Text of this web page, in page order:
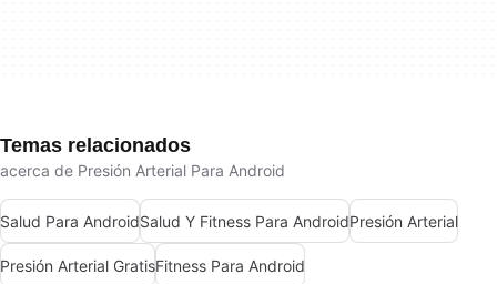
Temas relacionados
acerca de Presión Arterial Para Android
Salud Para AndroidSalud Y Fitness Para AndroidPresión Arterial
Presión Arterial GratisFitness Para Android